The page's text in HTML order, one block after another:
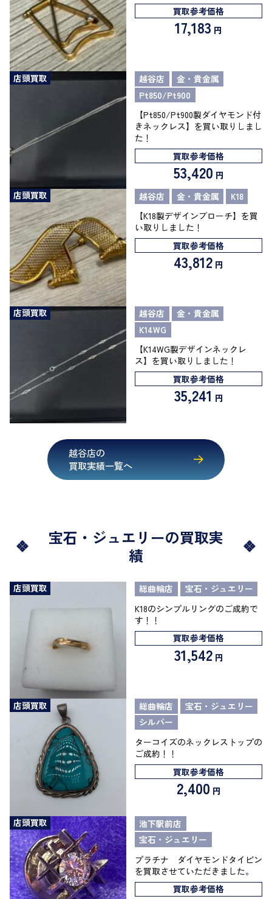
買取参考価格
17,183 円
店頭買取 越谷店
金・貴金属
Pt850/Pt900
【Pt850/Pt900製ダイヤモンド付
きネックレス】を買い取りしまし
た！
買取参考価格
53,420 円
店頭買取
越谷店 金・貴金属
K18
【K18製デザインブローチ】を買
い取りしました！
買取参考価格
43,812 円
店頭買取 越谷店
金・貴金属
K14WG
【K14WG製デザインネックレ
ス】を買い取りしました！
買取参考価格
35,241 円
越谷店の
買取実績一覧へ
宝石・ジュエリーの買取実
績
店頭買取 総曲輪店
宝石・ジュエリー
K18のシンプルリングのご成約で
す！！
買取参考価格
31,542 円
店頭買取 総曲輪店
宝石・ジュエリー
シルバー
ターコイズのネックレストップの
ご成約！！
買取参考価格
2,400 円
店頭買取
池下駅前店
宝石・ジュエリー
プラチナ ダイヤモンドタイピン
を買取させていただきました。
買取参考価格